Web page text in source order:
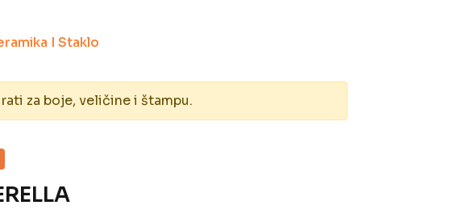
I Staklo
za boje, veličine i štampu.